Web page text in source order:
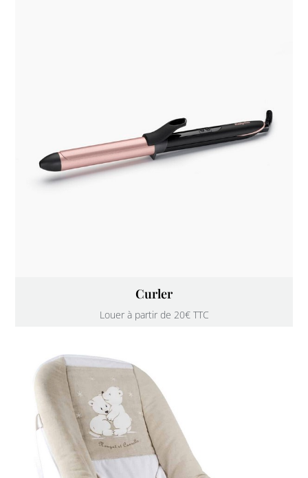
Curler
Louer à partir de 20€ TTC